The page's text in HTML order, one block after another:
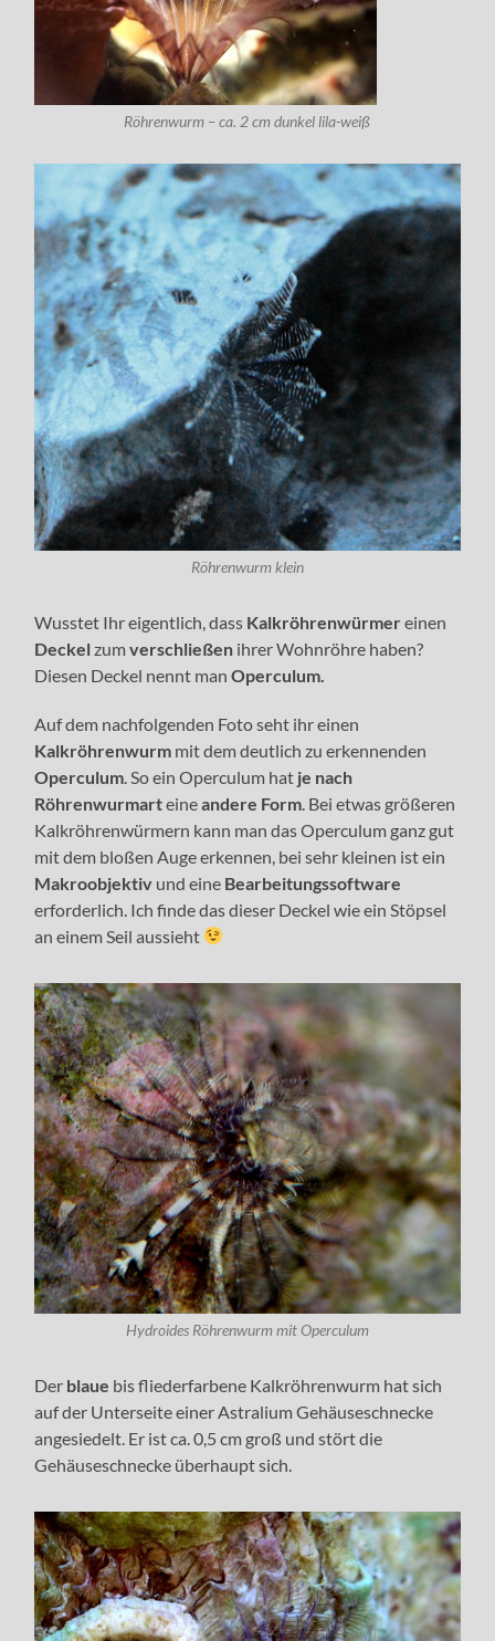
Röhrenwurm – ca. 2 cm dunkel lila-weiß
Röhrenwurm klein
Wusstet Ihr eigentlich, dass Kalkröhrenwürmereinen
Deckelzumverschließen ihrer Wohnröhre haben?
Diesen Deckel nennt manOperculum.
Auf dem nachfolgenden Foto seht ihr einen
Kalkröhrenwurm mit dem deutlich zu erkennenden
Operculum. So ein Operculum hat je nach
Röhrenwurmarteineandere Form. Bei etwas größeren
Kalkröhrenwürmern kann man das Operculum ganz gut
mit dem bloßen Auge erkennen, bei sehr kleinen ist ein
Makroobjektiv und eine Bearbeitungssoftware
erforderlich. Ich finde das dieser Deckel wie ein Stöpsel
an einem Seil aussieht
Hydroides Röhrenwurm mit Operculum
Der blaue bis fliederfarbene Kalkröhrenwurm hat sich
auf der Unterseite einer Astralium Gehäuseschnecke
angesiedelt. Er ist ca. 0,5 cm groß und stört die
Gehäuseschnecke überhaupt sich.